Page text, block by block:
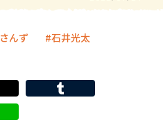
さんず
石井光太